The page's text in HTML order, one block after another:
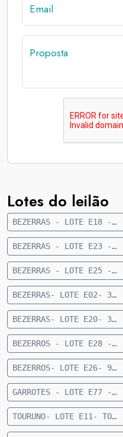
Email
Proposta
Lotes do leilão
BEZERRAS - LOTE E18 - 65 FÊMEAS NELORE 8 A 10 MESES - 203 KG - 60 KM DE CAMAPUÃ
BEZERRAS - LOTE E23 - 36 FÊMEAS NELORE 8 A 10 MESES - 159 KG - 11 KM DE RIO NEGRO
BEZERRAS - LOTE E25 - 51 FÊMEAS CRUZADAS 8 A 10 MESES - 147 KG - 11 KM DE RIO NEGRO
BEZERRAS- LOTE E02- 30 FÊMEAS NELORE- 8 A 10 MESES- 204 KG- 63 KM DE CAMAPUÃ
BEZERRAS- LOTE E20- 33 FÊMEAS NELORE- 10 A 12 MESES- 210 KG-73 KM DE CAMAPUÃ
BEZERROS - LOTE E28 - 23 MACHOS NELORE 10 A 12 MESES - 207 KG - 60 KM DE CAMAPUÃ
BEZERROS- LOTE E26- 9 MACHOS NELORE- 08 A 10 MESES- 173 KG- 2 KM DE CAMAPUÃ
GARROTES - LOTE E77 - 16 MACHOS NELORE 12 A 15 MESES - 255 KG - 28 KM DE CAMAPUÃ
TOURUNO- LOTE E11- TOURUNOS NELORE- 864 KG- 55 KM DE CAMAPUÃ